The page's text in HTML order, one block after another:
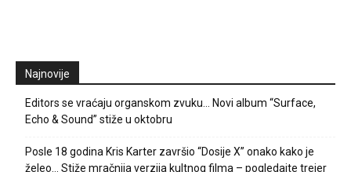
Najnovije
Editors se vraćaju organskom zvuku… Novi album “Surface,
Echo & Sound” stiže u oktobru
Posle 18 godina Kris Karter završio “Dosije X” onako kako je
želeo… Stiže mračnija verzija kultnog filma – pogledajte trejer